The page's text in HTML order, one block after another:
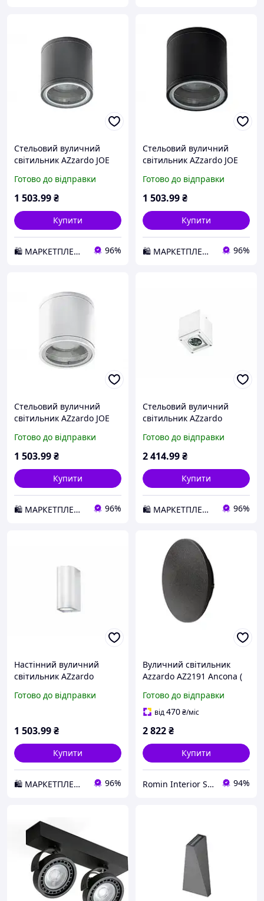
Стельовий вуличний
світильник AZzardo JOE
Готово до відправки
1 503.99₴
Купити
🛍️ МАРКЕТПЛЕЙС DMD 96%
Стельовий вуличний
світильник AZzardo JOE
Готово до відправки
1 503.99₴
Купити
🛍️ МАРКЕТПЛЕЙС DMD 96%
Стельовий вуличний
світильник AZzardo JOE
Готово до відправки
1 503.99₴
Купити
🛍️ МАРКЕТПЛЕЙС DMD 96%
Стельовий вуличний
світильник AZzardo
WH) D2-2026
Готово до відправки
2 414.99₴
Купити
🛍️ МАРКЕТПЛЕЙС DMD 96%
Настінний вуличний
світильник AZzardo
1172-WH) D2-2026
Готово до відправки
1 503.99₴
Купити
🛍️ МАРКЕТПЛЕЙС DMD 96%
Вуличний світильник
Azzardo AZ2191 Ancona (
Готово до відправки
від470₴/міс
2 822₴
Купити
Romin Interior Store 94%